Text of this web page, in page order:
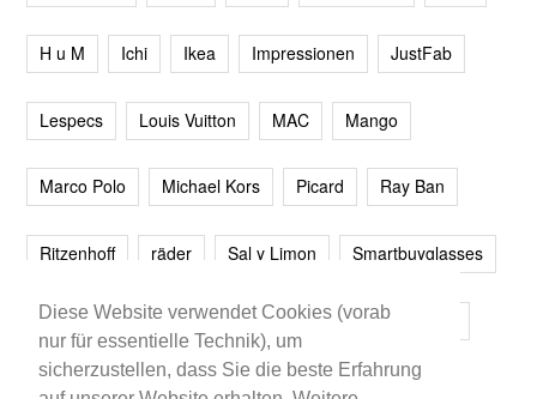
Diese Website verwendet Cookies (vorab
nur für essentielle Technik), um
sicherzustellen, dass Sie die beste Erfahrung
H u M Ichi Ikea Impressionen JustFab
Lespecs Louis Vuitton MAC Mango
Marco Polo Michael Kors Picard Ray Ban
Ritzenhoff räder Sal y Limon Smartbuyglasses
smash! Steve Madden Westwing Younique
Zalando Zara